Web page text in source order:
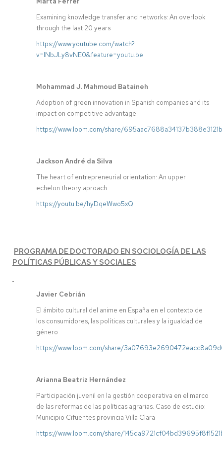
Examining knowledge transfer and networks: An overlook
through the last 20 years
https://www.youtube.com/watch?
v=INbJLy8vNE0&feature=youtu.be
Mohammad J. Mahmoud Bataineh
Adoption of green innovation in Spanish companies and its
impact on competitive advantage
https://www.loom.com/share/
Jackson André da Silva
The heart of entrepreneurial orientation: An upper
echelon theory aproach
https://youtu.be/hyDqeWwo5xQ
PROGRAMA DE DOCTORADO EN SOCIOLOGÍA DE LAS
POLÍTICAS PÚBLICAS Y SOCIALES
Javier Cebrián
El ámbito cultural del anime en España en el contexto de
los consumidores, las políticas culturales y la igualdad de
género
https://www.loom.com/share/
Arianna Beatriz Hernández
Participación juvenil en la gestión cooperativa en el marco
de las reformas de las políticas agrarias. Caso de estudio:
Municipio Cifuentes provincia Villa Clara
https://www.loom.com/share/